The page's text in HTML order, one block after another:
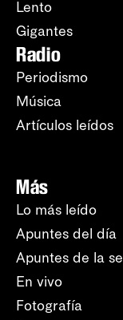
Lento
Gigantes
Radio
Periodismo
Música
Artículos leídos
Más
Lo más leído
Apuntes del día
Apuntes de la
En vivo
Fotografía